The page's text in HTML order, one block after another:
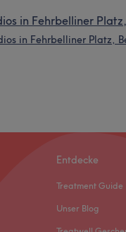
in Fehrbelliner
in Fehrbelliner Platz,
Entdecke
Treatment Guide
Unser Blog